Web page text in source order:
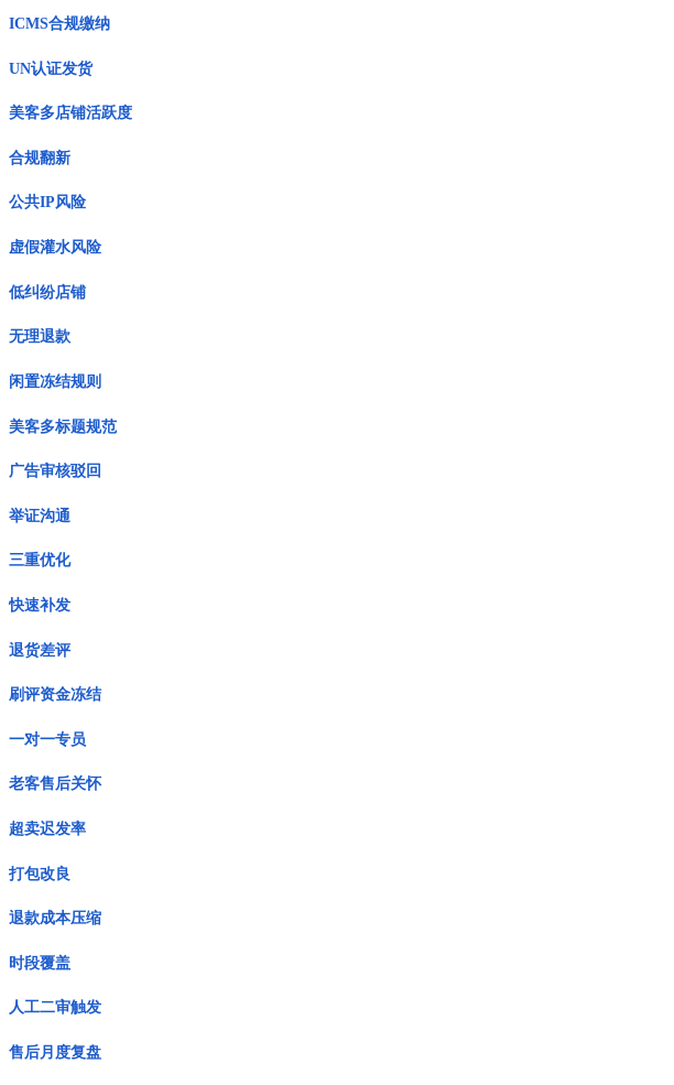
ICMS合规缴纳
UN认证发货
美客多店铺活跃度
合规翻新
公共IP风险
虚假灌水风险
低纠纷店铺
无理退款
闲置冻结规则
美客多标题规范
广告审核驳回
举证沟通
三重优化
快速补发
退货差评
刷评资金冻结
一对一专员
老客售后关怀
超卖迟发率
打包改良
退款成本压缩
时段覆盖
人工二审触发
售后月度复盘